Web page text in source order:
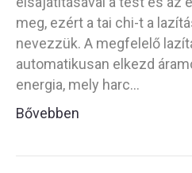
meg, ezért a tai chi-t a
nevezzük. A megfelelő
automatikusan elkezd
energia, mely harc…
Bővebben